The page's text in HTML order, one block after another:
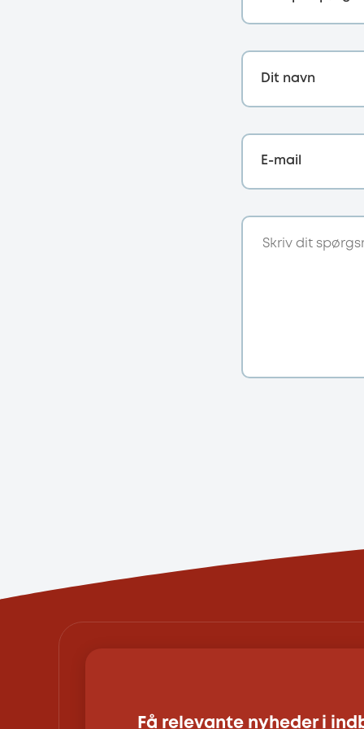
Dit navn
E-mail
Få relevante nyheder i